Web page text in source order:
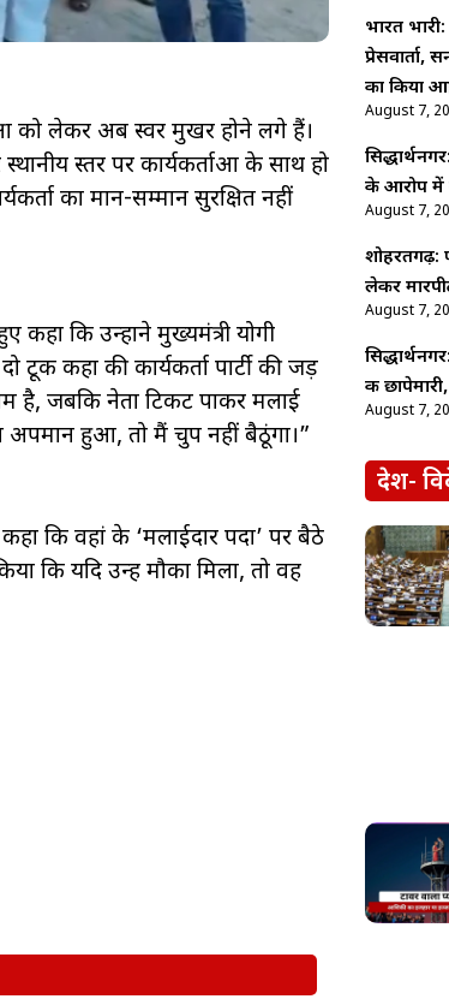
को लेकर अब स्वर मुखर होने लगे हैं।
स्तर पर कार्यकर्ताओं के साथ हो
का मान-सम्मान सुरक्षित नहीं
कहा कि उन्होंने मुख्यमंत्री योगी
टूक कहा की कार्यकर्ता पार्टी की जड़
है, जबकि नेता टिकट पाकर मलाई
अपमान हुआ, तो मैं चुप नहीं बैठूंगा।”
कि वहां के ‘मलाईदार पदों’ पर बैठे
कि यदि उन्हें मौका मिला, तो वह
भारत भारी:
प्रेसवार्ता,
का किया
August 7,
के आरोप में
August 7,
शोहरतगढ़:
लेकर
August 7,
की
August 7,
देश-